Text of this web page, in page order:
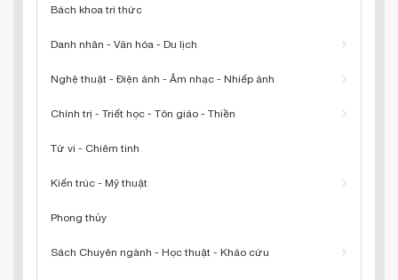
Bách khoa tri thức
Danh nhân - Văn hóa - Du lịch
Nghệ thuật - Điện ảnh - Âm nhạc - Nhiếp ảnh
Chính trị - Triết học - Tôn giáo - Thiền
Tử vi - Chiêm tinh
Kiến trúc - Mỹ thuật
Phong thủy
Sách Chuyên ngành - Học thuật - Khảo cứu